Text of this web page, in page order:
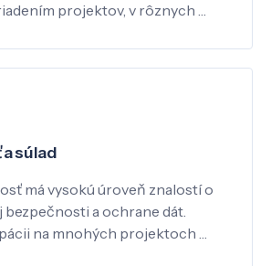
projektov, v rôznych …
súlad
má vysokú úroveň znalostí o
a ochrane dát.
na mnohých projektoch …